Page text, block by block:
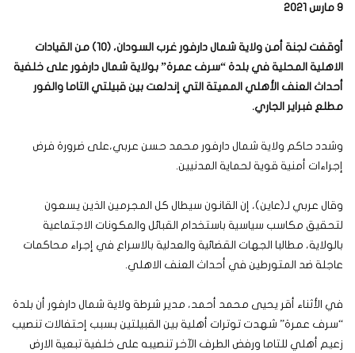
9 مارس 2021
أوقفت لجنة أمن ولاية شمال دارفور غرب السودان، (10) من القيادات
الاهلية المحلية في بلدة “سرف عمرة” بولاية شمال دارفور على خلفية
أحداث العنف الأهلي المميتة التي إندلعت بين قبيلتي التاما والفور
مطلع فبراير الجاري.
وشدد حاكم ولاية شمال دارفور محمد حسن عربي،على ضرورة فرض
إجراءات أمنية قوية لحماية المدنيين.
وقال عربي لـ(عاين)، إن القانون سيطال كل المجرمين الذين يسعون
لتحقيق مكاسب سياسية باستخدام القبائل والمكونات الاجتماعية
بالولاية، مطالبا الجهات القضائية والعدلية بالاسراع في إجراء محاكمات
عاجلة ضد المتورطين في أحداث العنف الاهلي.
في الأثناء أقر يحيى محمد أحمد، مدير شرطة ولاية شمال دارفور أن بلدة
“سرف عمرة” شهدت توترات أهلية بين القبيلتين بسبب إحتفالات تنصيب
زعيم أهلي للتاما ورفض الطرف الآخر تنصيبه على خلفية تبعية الارض